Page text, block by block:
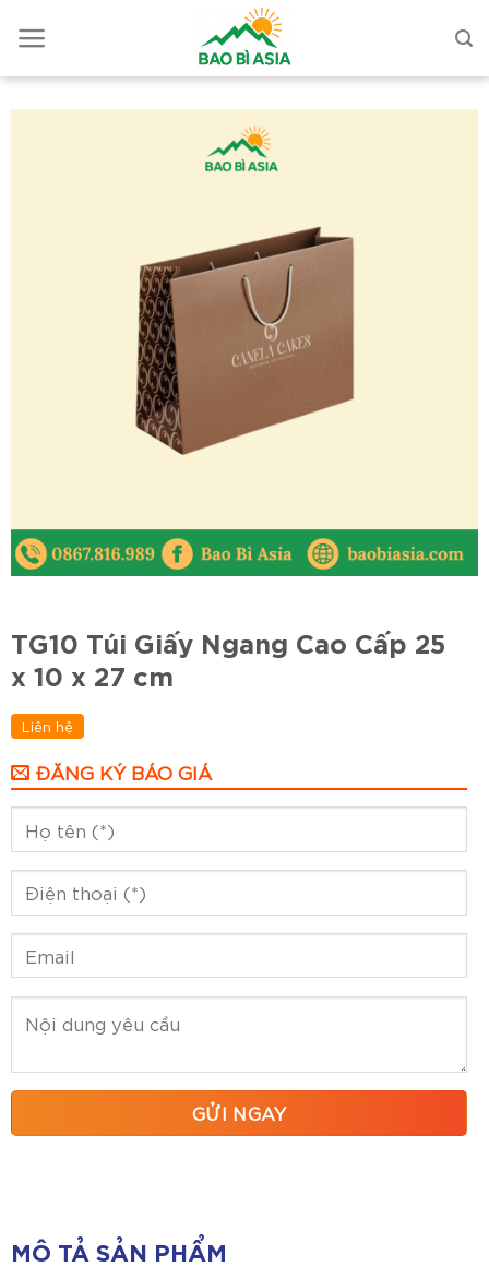
TG10 Túi Giấy Ngang Cao Cấp 25
x 10 x 27 cm
Liên hệ
ĐĂNG KÝ BÁO GIÁ
MÔ TẢ SẢN PHẨM